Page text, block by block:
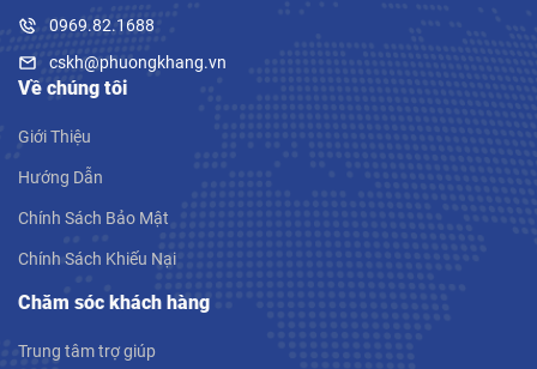
0969.82.1688
cskh@phuongkhang.vn
Về chúng tôi
Giới Thiệu
Hướng Dẫn
Chính Sách Bảo Mật
Chính Sách Khiếu Nại
Chăm sóc khách hàng
Trung tâm trợ giúp